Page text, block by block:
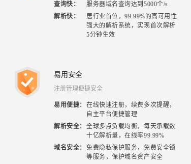
查询快 ：
服务器域名查询达到5000个/s
解析快 ：
居行业首位，99.99%的高可用性
强大的解析系统，实现首次解析
5分钟生效
易用安全
注册管理便捷安全
易用便捷： 在线快速注册，续费多次提醒，
自主平台便捷管理
解析安全： 全球多点负载均衡，每天承载数
十亿解析量，在线率99.99%
域名安全： 免费隐私保护服务，免费安全锁
等服务，保护域名资产安全